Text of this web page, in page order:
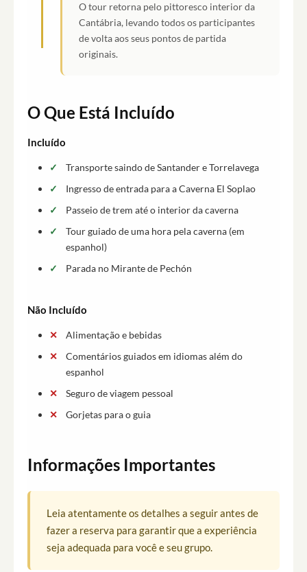
O tour retorna pelo pittoresco interior da
Cantábria, levando todos os participantes
de volta aos seus pontos de partida
originais.
O Que Está Incluído
Incluído
Transporte saindo de Santander e Torrelavega
Ingresso de entrada para a Caverna El Soplao
Passeio de trem até o interior da caverna
Tour guiado de uma hora pela caverna (em
espanhol)
Parada no Mirante de Pechón
Não Incluído
Alimentação e bebidas
Comentários guiados em idiomas além do
espanhol
Seguro de viagem pessoal
Gorjetas para o guia
Informações Importantes
Leia atentamente os detalhes a seguir antes de
fazer a reserva para garantir que a experiência
seja adequada para você e seu grupo.